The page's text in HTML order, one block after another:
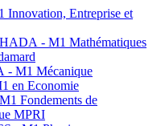
Innovation, Entreprise et
- M1 Mathématiques
- M1 Mécanique
en Economie
Fondements de
MPRI